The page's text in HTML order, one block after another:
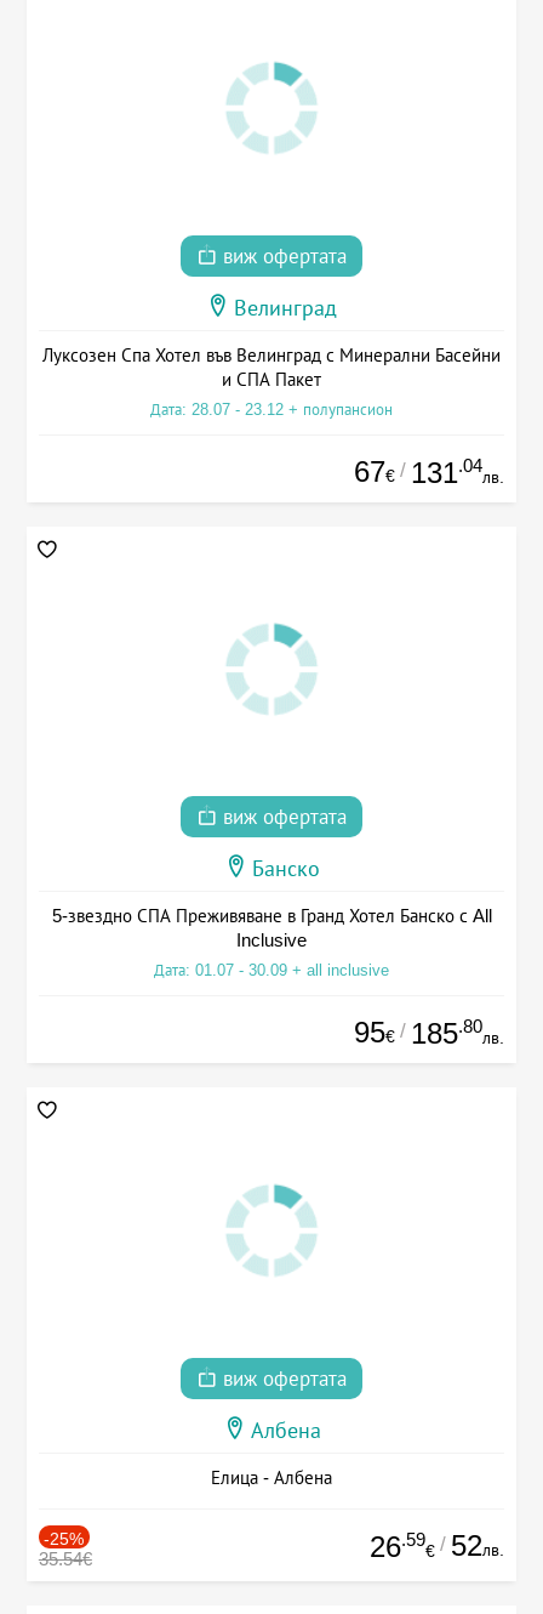
виж офертата
Велинград
Луксозен Спа Хотел във Велинград с Минерални Басейни
и СПА Пакет
Дата: 28.07 - 23.12 + полупансион
67€ / 131.04
лв.
виж офертата
Банско
5-звездно СПА Преживяване в Гранд Хотел Банско с All
Inclusive
Дата: 01.07 - 30.09 + all inclusive
95€ / 185.80
лв.
виж офертата
Албена
Елица - Албена
-25%
35.54€ 26.59
€ / 52лв.